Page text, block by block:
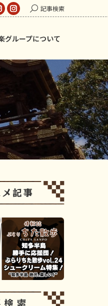
new
Instagram
opens
new
window
Search:記事検索
グループについて